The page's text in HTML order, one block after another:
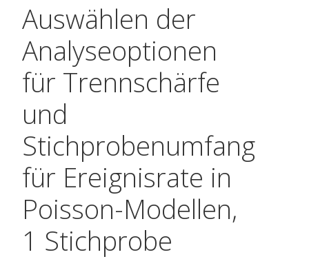
Auswählen der
Analyseoptionen
für Trennschärfe
und
Stichprobenumfang
für Ereignisrate in
Poisson-Modellen,
1 Stichprobe